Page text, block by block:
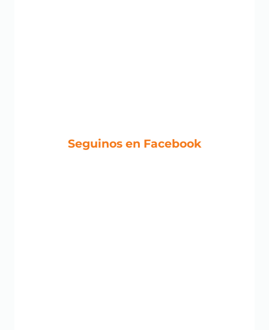
Seguinos en Facebook